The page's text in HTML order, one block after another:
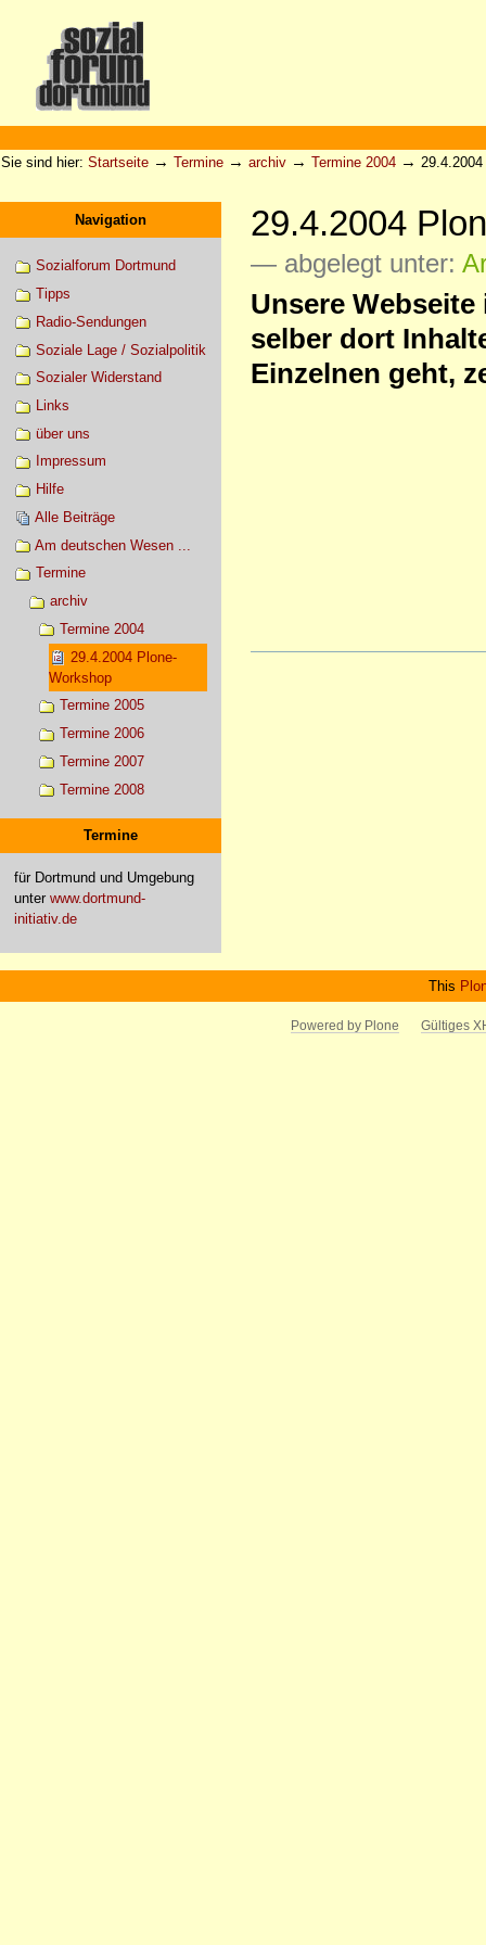
Werkzeuge
Sie sind hier: Startseite → Termine → archiv → Termine 2004 →
Navigation
Sozialforum Dortmund
Tipps
Radio-Sendungen
Soziale Lage / Sozialpolitik
Sozialer Widerstand
Links
über uns
Impressum
Hilfe
Alle Beiträge
Am deutschen Wesen ...
Termine
archiv
Termine 2004
29.4.2004 Plone-
Workshop
Termine 2005
Termine 2006
Termine 2007
Termine 2008
Termine
für Dortmund und Umgebung
unter www.dortmund-
initiativ.de
29.4.2004
— abgelegt unter:
Unsere
selber dort
Einzelnen geht,
This
Powered by Plone Gültiges